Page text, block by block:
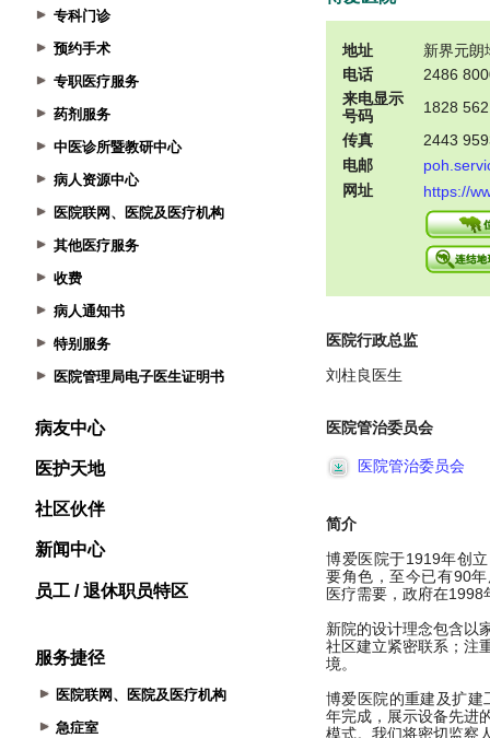
专科门诊
预约手术
专职医疗服务
药剂服务
中医诊所暨教研中心
病人资源中心
医院联网、医院及医疗机构
其他医疗服务
收费
病人通知书
特别服务
医院管理局电子医生证明书
病友中心
医护天地
社区伙伴
新闻中心
员工 / 退休职员特区
服务捷径
医院联网、医院及医疗机构
急症室